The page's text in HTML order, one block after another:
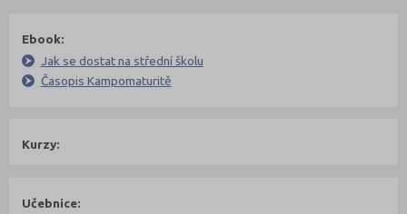
Ebook:
Jak se dostat na střední školu
Časopis Kampomaturitě
Kurzy:
Učebnice: